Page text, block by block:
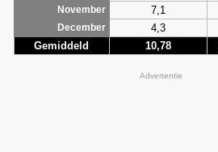
November
7,1
December
4,3
Gemiddeld 10,78
Advertentie